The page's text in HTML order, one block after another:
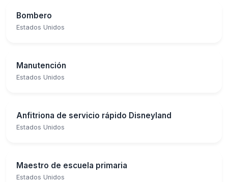
Bombero
Estados Unidos
Manutención
Estados Unidos
Anfitriona de servicio rápido Disneyland
Estados Unidos
Maestro de escuela primaria
Estados Unidos